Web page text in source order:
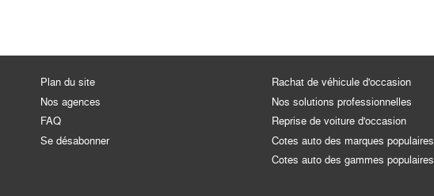
Plan du site
Nos agences
FAQ
Se désabonner
Rachat de véhicule d'occasion
Nos solutions professionnelles
Reprise de voiture d'occasion
Cotes auto des marques populaires
Cotes auto des gammes populaires